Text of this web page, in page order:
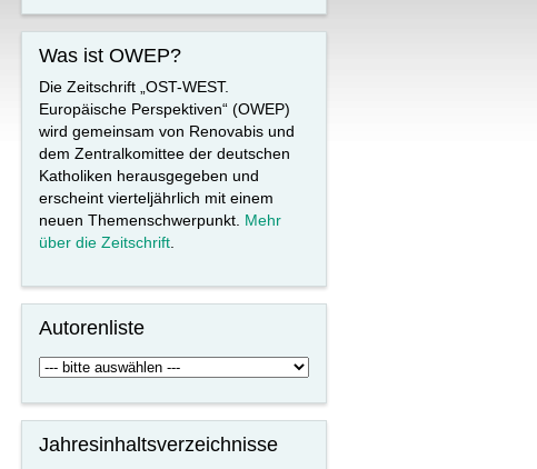
Was ist OWEP?
Die Zeitschrift „OST-WEST.
Europäische Perspektiven“ (OWEP)
wird gemeinsam von Renovabis und
dem Zentralkomittee der deutschen
Katholiken herausgegeben und
erscheint vierteljährlich mit einem
neuen Themenschwerpunkt. Mehr
über die Zeitschrift.
Autorenliste
Jahresinhaltsverzeichnisse